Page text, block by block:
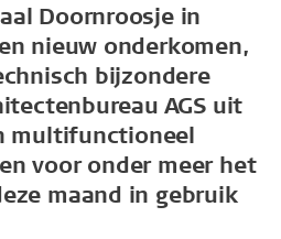
Doornroosje in
nieuw onderkomen,
bijzondere
AGS uit
multifunctioneel
voor onder meer het
maand in gebruik